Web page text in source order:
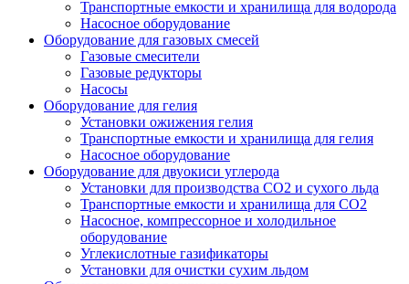
Транспортные емкости и хранилища для водорода
Насосное оборудование
Оборудование для газовых смесей
Газовые смесители
Газовые редукторы
Насосы
Оборудование для гелия
Установки ожижения гелия
Транспортные емкости и хранилища для гелия
Насосное оборудование
Оборудование для двуокиси углерода
Установки для производства СО2 и сухого льда
Транспортные емкости и хранилища для CO2
Насосное, компрессорное и холодильное
оборудование
Углекислотные газификаторы
Установки для очистки сухим льдом